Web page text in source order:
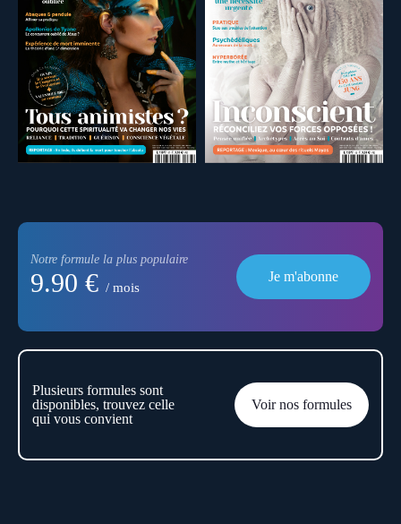
Notre formule la plus populaire
9.90 € / mois
Je m'abonne
Plusieurs formules sont
disponibles, trouvez celle
qui vous convient
Voir nos formules